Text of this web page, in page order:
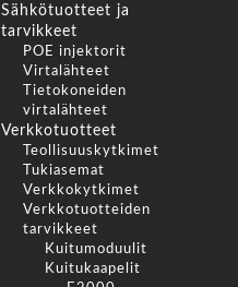
Sähkötuotteet ja
tarvikkeet
POE injektorit
Virtalähteet
Tietokoneiden
virtalähteet
Verkkotuotteet
Teollisuuskytkimet
Tukiasemat
Verkkokytkimet
Verkkotuotteiden
tarvikkeet
Kuitumoduulit
Kuitukaapelit